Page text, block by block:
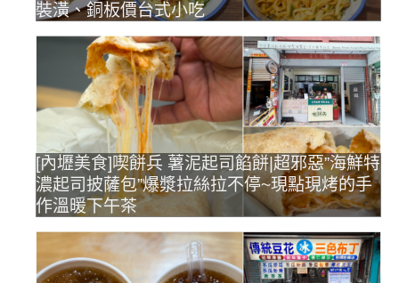
裝潢、銅板價台式小吃
[內壢美食]喫餅兵 薯泥起司餡餅|超邪惡”海鮮特
濃起司披薩包”爆漿拉絲拉不停~現點現烤的手
作溫暖下午茶